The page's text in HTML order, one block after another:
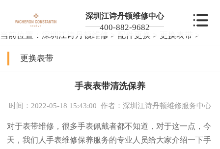
深圳江诗丹顿维修中心
400-882-9682
当前位置： 深圳江诗丹顿维修 > 配件更换 > 更换表带 >
更换表带
手表表带清洗保养
时间：2022-05-18 15:43:00 作者：深圳江诗丹顿维修服务中心
对于表带维修，很多手表佩戴者都不知道，对于这一点，今
天，我们人手表维修保养服务的专业人员给大家介绍一下手